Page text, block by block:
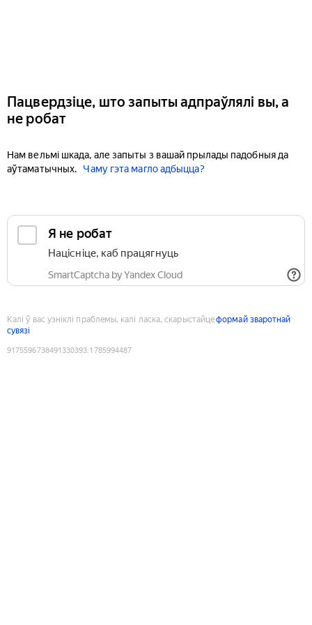
Пацвердзіце, што запыты адпраўлялі вы, а
не робат
Нам вельмі шкада, але запыты з вашай прылады падобныя да
аўтаматычных.
Чаму гэта магло адбыцца?
Я не робат
Націсніце, каб працягнуць
SmartCaptcha by Yandex Cloud
Калі ў вас узніклі праблемы, калі ласка, скарыстайцеформай зваротнай
сувязі
9175596738491330393:1785994487